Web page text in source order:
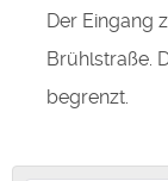
Der Eingang
Brühlstraße.
begrenzt.